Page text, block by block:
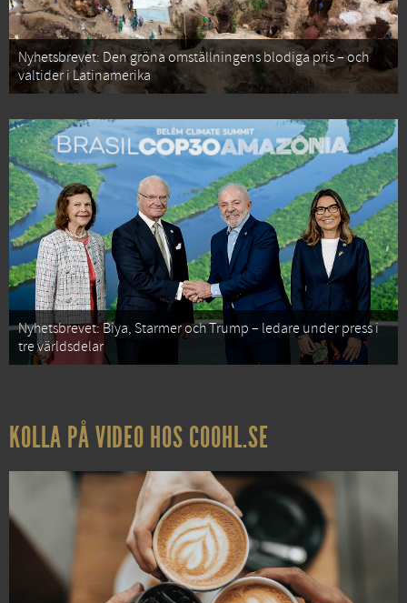
Nyhetsbrevet: Den gröna omställningens blodiga pris – och
valtider i Latinamerika
Nyhetsbrevet: Biya, Starmer och Trump – ledare under press i
tre världsdelar
KOLLA PÅ VIDEO HOS COOHL.SE